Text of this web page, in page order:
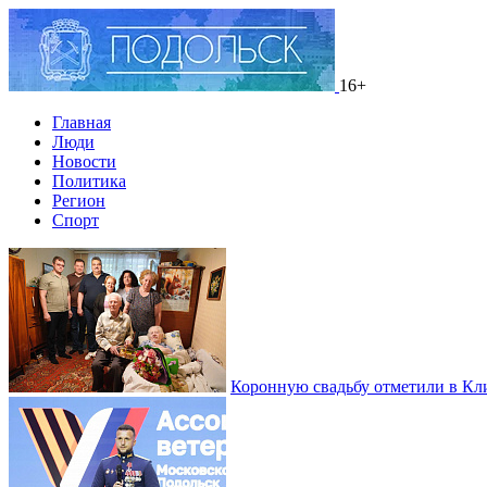
16+
Главная
Люди
Новости
Политика
Регион
Спорт
Коронную свадьбу отметили в